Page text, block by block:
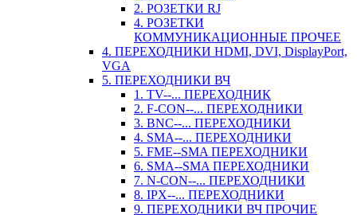
2. РОЗЕТКИ RJ
4. РОЗЕТКИ
КОММУНИКАЦИОННЫЕ ПРОЧЕЕ
4. ПЕРЕХОДНИКИ HDMI, DVI, DisplayPort,
VGA
5. ПЕРЕХОДНИКИ ВЧ
1. TV--... ПЕРЕХОДНИК
2. F-CON--... ПЕРЕХОДНИКИ
3. BNC--... ПЕРЕХОДНИКИ
4. SMA--... ПЕРЕХОДНИКИ
5. FME--SMA ПЕРЕХОДНИКИ
6. SMA--SMA ПЕРЕХОДНИКИ
7. N-CON--... ПЕРЕХОДНИКИ
8. IPX--... ПЕРЕХОДНИКИ
9. ПЕРЕХОДНИКИ ВЧ ПРОЧИЕ